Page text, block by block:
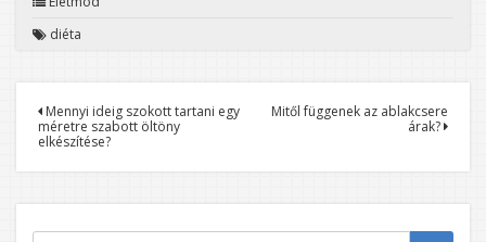
diéta
Bejegyzés
navigáció
Mennyi ideig szokott tartani egy
méretre szabott öltöny
elkészítése?
Mitől függenek az ablakcsere
árak?